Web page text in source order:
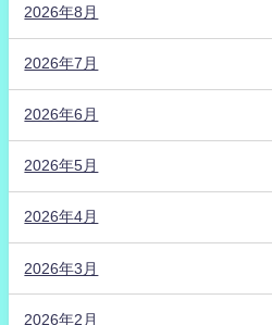
2026年8月
2026年7月
2026年6月
2026年5月
2026年4月
2026年3月
2026年2月